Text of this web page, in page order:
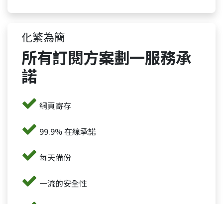
化繁為簡
所有訂閱方案劃一服務承
諾
網頁寄存
99.9% 在線承諾
每天備份
一流的安全性